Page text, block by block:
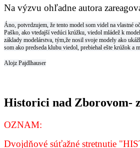
Na výzvu ohľadne autora
Áno, potvrdzujem, že tento model som videl na vlastné
Paško, ako vtedajší vedúci krúžku, viedol mládež k
základy modelárstva, tým,že nosil svoje modely ako
som ako predseda klubu viedol, prebiehal ešte krúžok a
Alojz Pajdlhauser
Historici nad Zborovom-
OZNAM:
Dvojdňové súťažné stretnutie